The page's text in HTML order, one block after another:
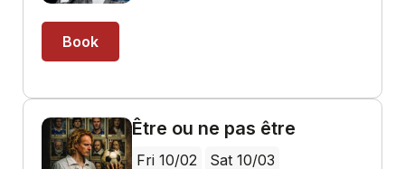
Book
Être ou ne pas être
Fri 10/02 Sat 10/03